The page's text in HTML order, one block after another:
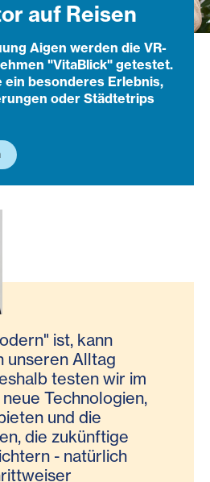
auf Reisen
Aigen werden die VR-
"VitaBlick" getestet.
ein besonderes Erlebnis,
oder Städtetrips
ist, kann
unseren Alltag
testen wir im
Technologien,
und die
die zukünftige
- natürlich